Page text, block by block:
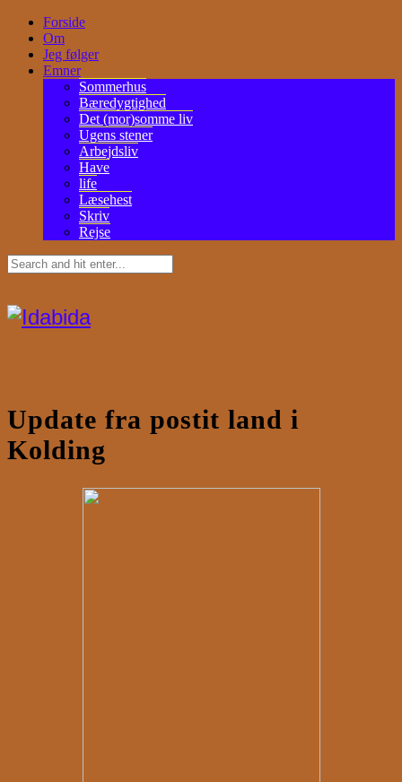
Forside
Om
Jeg følger
Emner
Sommerhus
Bæredygtighed
Det (mor)somme liv
Ugens stener
Arbejdsliv
Have
life
Læsehest
Skriv
Rejse
Update fra postit land i
Kolding